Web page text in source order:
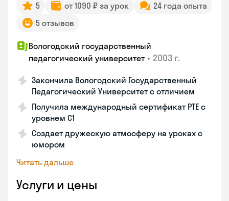
5 от 1090 ₽ за урок
24 года опыта
5 отзывов
Вологодский государственный
педагогический университет • 2003 г.
Закончила Вологодский Государственный
Педагогический Университет с отличием
Получила международный сертификат PTE с
уровнем C1
Создает дружескую атмосферу на уроках с
юмором
Читать дальше
Услуги и цены